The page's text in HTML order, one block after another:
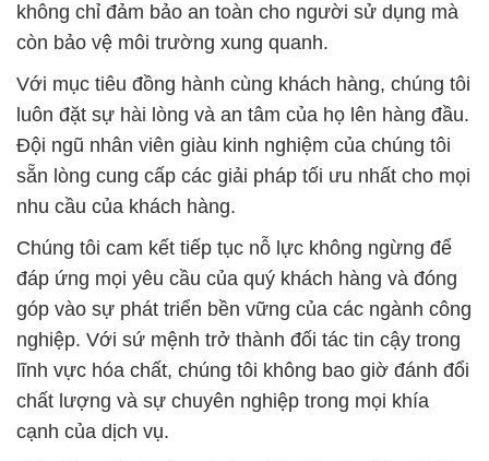
không chỉ đảm bảo an toàn cho người sử dụng mà
còn bảo vệ môi trường xung quanh.
Với mục tiêu đồng hành cùng khách hàng, chúng tôi
luôn đặt sự hài lòng và an tâm của họ lên hàng đầu.
Đội ngũ nhân viên giàu kinh nghiệm của chúng tôi
sẵn lòng cung cấp các giải pháp tối ưu nhất cho mọi
nhu cầu của khách hàng.
Chúng tôi cam kết tiếp tục nỗ lực không ngừng để
đáp ứng mọi yêu cầu của quý khách hàng và đóng
góp vào sự phát triển bền vững của các ngành công
nghiệp. Với sứ mệnh trở thành đối tác tin cậy trong
lĩnh vực hóa chất, chúng tôi không bao giờ đánh đổi
chất lượng và sự chuyên nghiệp trong mọi khía
cạnh của dịch vụ.